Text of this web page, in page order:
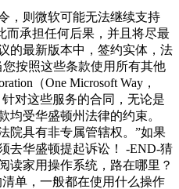
，则微软可能无法继续支持
而承担任何后果，并且将尽最
的最新版本中，签约实体，法
按照这些条款使用所有其他
（One Microsoft Way，
针对这些服务的合同，无论是
均受华盛顿州法律的约束。
院具有非专属管辖权。”如果
去华盛顿提起诉讼！ -END-猜
读家用操作系统，路在哪里？
单，一般都在使用什么操作